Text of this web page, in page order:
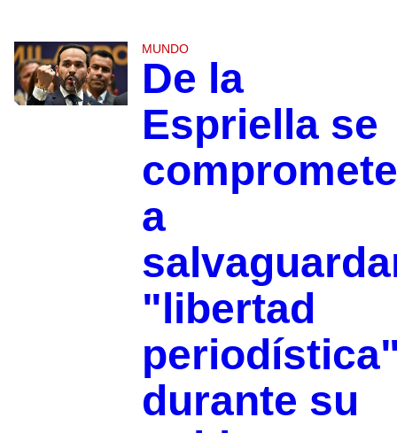
MUNDO
De la
Espriella se
compromete
a
"libertad
durante su